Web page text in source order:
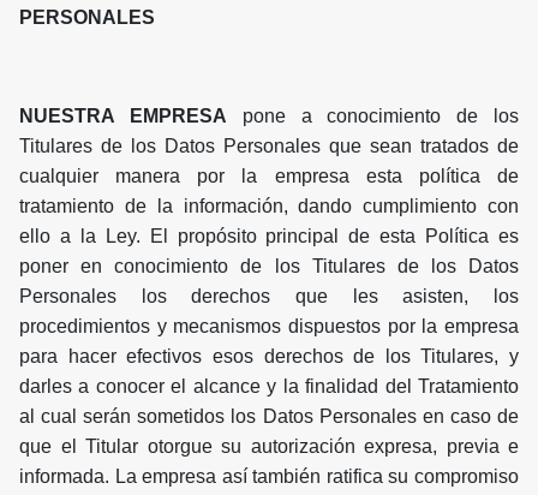
PERSONALES
NUESTRA EMPRESA pone a conocimiento de los
Titulares de los Datos Personales que sean tratados de
cualquier manera por la empresa esta política de
tratamiento de la información, dando cumplimiento con
ello a la Ley. El propósito principal de esta Política es
poner en conocimiento de los Titulares de los Datos
Personales los derechos que les asisten, los
procedimientos y mecanismos dispuestos por la empresa
para hacer efectivos esos derechos de los Titulares, y
darles a conocer el alcance y la finalidad del Tratamiento
al cual serán sometidos los Datos Personales en caso de
que el Titular otorgue su autorización expresa, previa e
informada. La empresa así también ratifica su compromiso